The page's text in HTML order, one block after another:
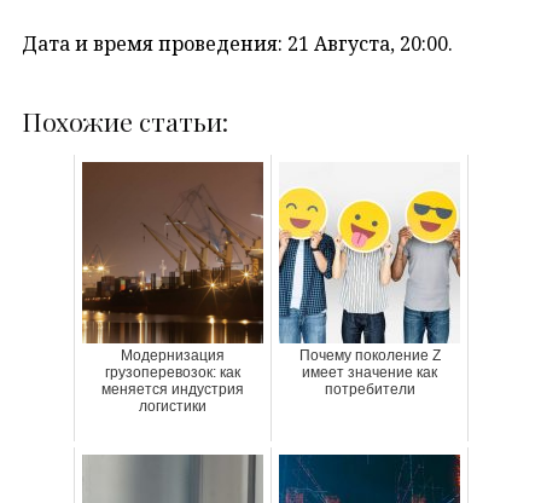
Дата и время проведения: 21 Августа, 20:00.
Похожие статьи:
Модернизация
грузоперевозок: как
меняется индустрия
логистики
Почему поколение Z
имеет значение как
потребители